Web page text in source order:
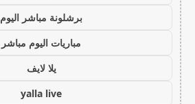
برشلونة مباشر اليوم
مباريات اليوم مباشر
يلا لايف
yalla live